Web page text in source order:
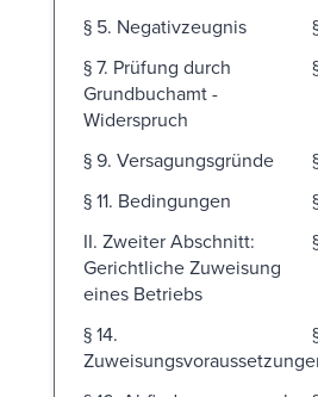
§ 5. Negativzeugnis
§ 7. Prüfung durch
Grundbuchamt -
Widerspruch
§ 9. Versagungsgründe
§ 11. Bedingungen
II. Zweiter Abschnitt:
Gerichtliche Zuweisung
eines Betriebs
§ 14.